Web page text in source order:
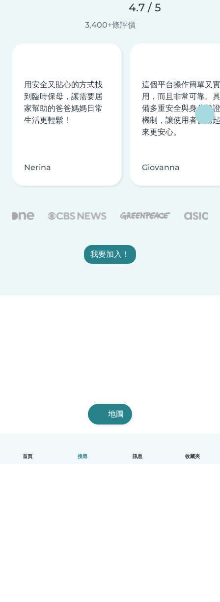
首頁 搜尋 訊息 收藏夾
4.7 / 5
3,400+條評價
用安全又貼心的方式找
到臨時保母，讓需要居
家幫助的爸爸媽媽日常
生活更輕鬆！
Nerina
這個平台操作簡單又實
用，而且非常可靠。具
備多重安全與身分驗證
機制，讓使用者使用起
來更安心。
Giovanna
我要加入！
地圖